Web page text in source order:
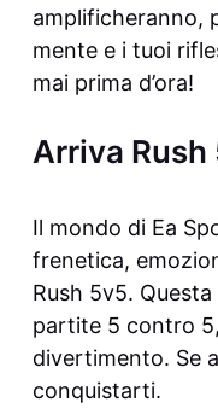
amplificheranno,
mente e i tuoi
mai prima d’ora!
Arriva
Il mondo di Ea
frenetica,
Rush 5v5.
partite 5 contro
divertimento. Se
conquistarti.